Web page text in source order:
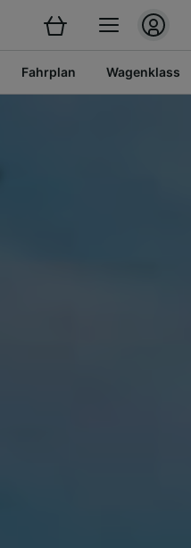
Fahrplan